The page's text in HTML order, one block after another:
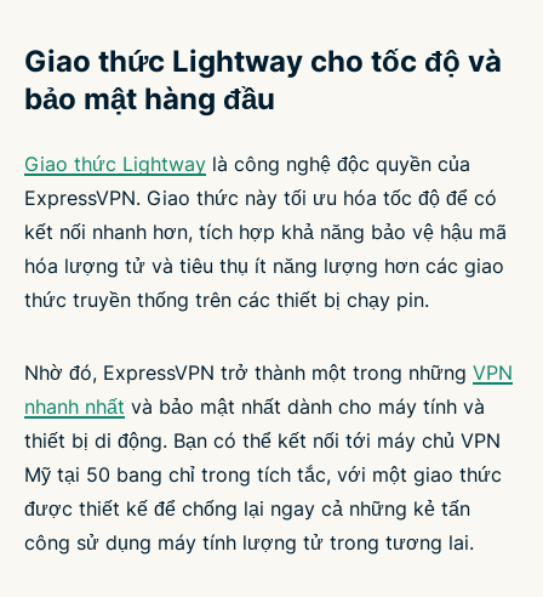
Giao thức Lightway cho tốc độ và
bảo mật hàng đầu
Giao thức Lightway là công nghệ độc quyền của
ExpressVPN. Giao thức này tối ưu hóa tốc độ để có
kết nối nhanh hơn, tích hợp khả năng bảo vệ hậu mã
hóa lượng tử và tiêu thụ ít năng lượng hơn các giao
thức truyền thống trên các thiết bị chạy pin.
Nhờ đó, ExpressVPN trở thành một trong những VPN
nhanh nhất và bảo mật nhất dành cho máy tính và
thiết bị di động. Bạn có thể kết nối tới máy chủ VPN
Mỹ tại 50 bang chỉ trong tích tắc, với một giao thức
được thiết kế để chống lại ngay cả những kẻ tấn
công sử dụng máy tính lượng tử trong tương lai.